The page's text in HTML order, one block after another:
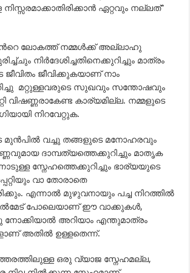
ഏറ്റവും നല്ലത്”
ലോകത്ത് നമ്മള്‍ക്ക് അല്ലാഹു
നിര്‍ദേശിച്ചതിനെക്കുറിച്ചും മാത്രം
ജീവിതം ജീവിക്കുകയാണ് നാം
മറ്റുള്ളവരുടെ സുഖവും സന്തോഷവും
വിഷണ്ണരാകേണ്ട കാര്യമില്ല. നമ്മളുടെ
നിറവേറ്റുക.
മുന്‍പില്‍ വച്ചു തങ്ങളുടെ മനോഹരവും
ദാമ്പത്യത്തെക്കുറിച്ചും മാതൃക
സ്നേഹത്തെക്കുറിച്ചും ഭാര്യയുടെ
വാ തോരാതെ
എന്നാല്‍ മുഴുവനായും പച്ച നിറത്തില്‍
പോലെയാണ് ഈ വാക്കുകള്‍,
അറിയാം എന്തുമാത്രം
അതില്‍ ഉള്ളതെന്ന്.
ഒരു വ്യാജ സ്നേഹമല്ല,